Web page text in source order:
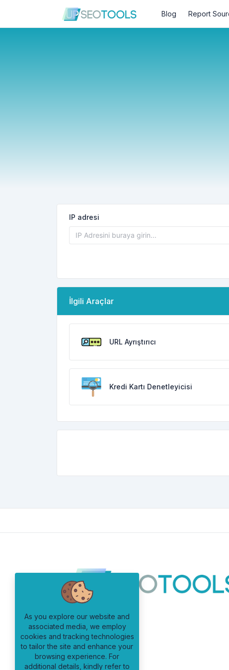
Blog Report
IP adresi
İlgili Araçlar
URL Ayrıştırıcı
Kredi Kartı Denetleyicisi
As you explore our website and
associated media, we employ
cookies and tracking technologies
to tailor the site and enhance your
browsing experience. For
additional details, kindly refer to